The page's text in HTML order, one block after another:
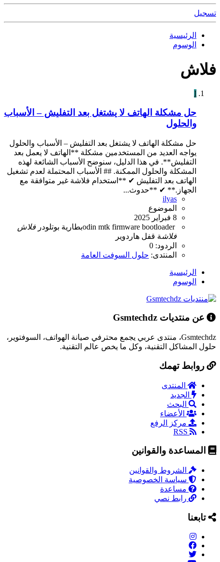
تسجيل
الرئيسية
الوسوم
فلاش
I
حل مشكلة الهاتف لا يشتغل بعد التفليش – الأسباب
والحلول
حل مشكلة الهاتف لا يشتغل بعد التفليش – الأسباب والحلول
يواجه العديد من المستخدمين مشكلة **الهاتف لا يعمل بعد
التفليش**. في هذا الدليل، سنوضح الأسباب الشائعة لهذه
المشكلة والحلول الممكنة. ## الأسباب المحتملة لعدم تشغيل
الهاتف بعد التفليش ✔ **استخدام فلاشة غير متوافقة مع
الجهاز.** ✔ **حدوث...
ilyas
الموضوع
8 فبراير 2025
bootloader
firmware
mtk
odinبطارية بوتلودر فلاش
فلاشة قفل هاردوير
الردود: 0
المنتدى: حلول السوفت العامة
الرئيسية
الوسوم
عن منتديات Gsmtechdz
Gsmtechdz، منتدى عربي يجمع محترفي صيانة الهواتف، السوفتوير،
حلول المشاكل التقنية، وكل ما يخص عالم التقنية.
روابط تهمك
المنتدى
الجديد
البحث
الأعضاء
مركز الرفع
المساعدة والقوانين
الشروط والقوانين
سياسة الخصوصية
مساعدة
رابط نصي
تابعنا